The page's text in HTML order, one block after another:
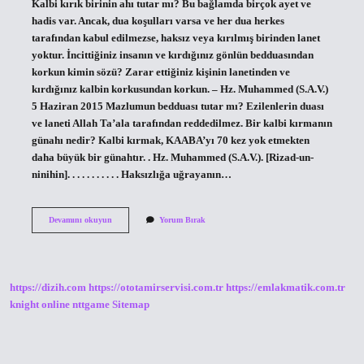
Kalbi kırık birinin ahı tutar mı? Bu bağlamda birçok ayet ve
hadis var. Ancak, dua koşulları varsa ve her dua herkes
tarafından kabul edilmezse, haksız veya kırılmış birinden lanet
yoktur. İncittiğiniz insanın ve kırdığınız gönlün bedduasından
korkun kimin sözü? Zarar ettiğiniz kişinin lanetinden ve
kırdığınız kalbin korkusundan korkun. – Hz. Muhammed (S.A.V.)
5 Haziran 2015 Mazlumun bedduası tutar mı? Ezilenlerin duası
ve laneti Allah Ta’ala tarafından reddedilmez. Bir kalbi kırmanın
günahı nedir? Kalbi kırmak, KAABA’yı 70 kez yok etmekten
daha büyük bir günahtır. . Hz. Muhammed (S.A.V.). [Rizad-un-
ninihin]. . . . . . . . . . . Haksızlığa uğrayanın…
Devamını okuyunKim
O
Bedduasından
Yorum Bırak
https://dizih.com https://ototamirservisi.com.tr https://emlakmatik.com.tr
knight online nttgame Sitemap